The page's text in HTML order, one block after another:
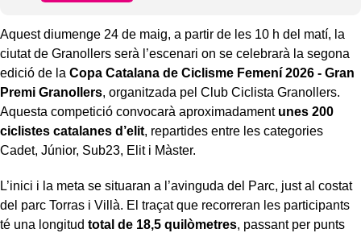
Aquest diumenge 24 de maig, a partir de les 10 h del matí, la
ciutat de Granollers serà l’escenari on se celebrarà la segona
edició de la Copa Catalana de Ciclisme Femení 2026 - Gran
Premi Granollers, organitzada pel Club Ciclista Granollers.
Aquesta competició convocarà aproximadament unes 200
ciclistes catalanes d’elit, repartides entre les categories
Cadet, Júnior, Sub23, Elit i Màster.
L’inici i la meta se situaran a l’avinguda del Parc, just al costat
del parc Torras i Villà. El traçat que recorreran les participants
té una longitud total de 18,5 quilòmetres, passant per punts